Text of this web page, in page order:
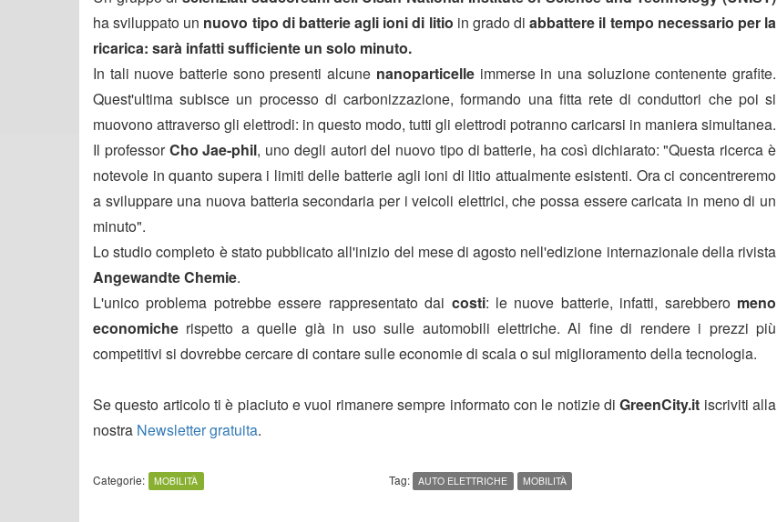
ha sviluppato un nuovo tipo di batterie agli ioni di litio in grado di abbattere il tempo necessario per la
ricarica: sarà infatti sufficiente un solo minuto.
In tali nuove batterie sono presenti alcune nanoparticelleimmerse in una soluzione contenente grafite.
Quest'ultima subisce un processo di carbonizzazione, formando una fitta rete di conduttori che poi si
muovono attraverso gli elettrodi: in questo modo, tutti gli elettrodi potranno caricarsi in maniera simultanea.
Il professorCho Jae-phil, uno degli autori del nuovo tipo di batterie, ha così dichiarato: "Questa ricerca è
notevole in quanto supera i limiti delle batterie agli ioni di litio attualmente esistenti. Ora ci concentreremo
a sviluppare una nuova batteria secondaria per i veicoli elettrici, che possa essere caricata in meno di un
minuto".
Lo studio completo è stato pubblicato all'inizio del mese di agosto nell'edizione internazionale della rivista
Angewandte Chemie.
L'unico problema potrebbe essere rappresentato dai costi: le nuove batterie, infatti, sarebbero meno
economiche rispetto a quelle già in uso sulle automobili elettriche. Al fine di rendere i prezzi più
competitivi si dovrebbe cercare di contare sulle economie di scala o sul miglioramento della tecnologia.
Se questo articolo ti è piaciuto e vuoi rimanere sempre informato con le notizie diGreenCity.it iscriviti alla
nostra Newsletter gratuita.
Categorie: MOBILITÀ Tag: AUTO ELETTRICHE MOBILITÀ